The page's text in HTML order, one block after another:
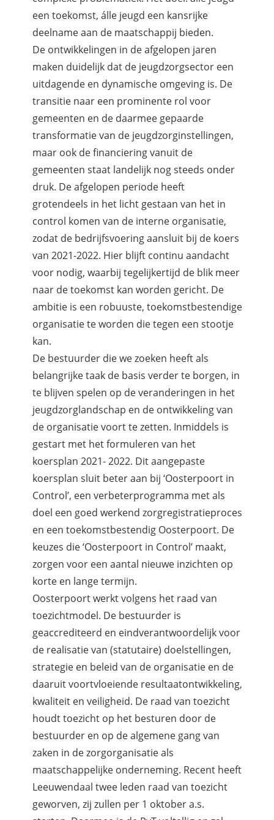
een toekomst, álle jeugd een kansrijke
deelname aan de maatschappij bieden.
De ontwikkelingen in de afgelopen jaren
maken duidelijk dat de jeugdzorgsector een
uitdagende en dynamische omgeving is. De
transitie naar een prominente rol voor
gemeenten en de daarmee gepaarde
transformatie van de jeugdzorginstellingen,
maar ook de financiering vanuit de
gemeenten staat landelijk nog steeds onder
druk. De afgelopen periode heeft
grotendeels in het licht gestaan van het in
control komen van de interne organisatie,
zodat de bedrijfsvoering aansluit bij de koers
van 2021-2022. Hier blijft continu aandacht
voor nodig, waarbij tegelijkertijd de blik meer
naar de toekomst kan worden gericht. De
ambitie is een robuuste, toekomstbestendige
organisatie te worden die tegen een stootje
kan.
De bestuurder die we zoeken heeft als
belangrijke taak de basis verder te borgen, in
te blijven spelen op de veranderingen in het
jeugdzorglandschap en de ontwikkeling van
de organisatie voort te zetten. Inmiddels is
gestart met het formuleren van het
koersplan 2021- 2022. Dit aangepaste
koersplan sluit beter aan bij ‘Oosterpoort in
Control’, een verbeterprogramma met als
doel een goed werkend zorgregistratieproces
en een toekomstbestendig Oosterpoort. De
keuzes die ‘Oosterpoort in Control’ maakt,
zorgen voor een aantal nieuwe inzichten op
korte en lange termijn.
Oosterpoort werkt volgens het raad van
toezichtmodel. De bestuurder is
geaccrediteerd en eindverantwoordelijk voor
de realisatie van (statutaire) doelstellingen,
strategie en beleid van de organisatie en de
daaruit voortvloeiende resultaatontwikkeling,
kwaliteit en veiligheid. De raad van toezicht
houdt toezicht op het besturen door de
bestuurder en op de algemene gang van
zaken in de zorgorganisatie als
maatschappelijke onderneming. Recent heeft
Leeuwendaal twee leden raad van toezicht
geworven, zij zullen per 1 oktober a.s.